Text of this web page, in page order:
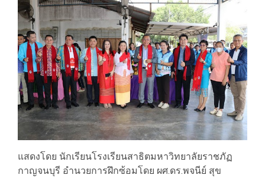
แสดงโดย นักเรียนโรงเรียนสาธิตมหาวิทยาลัยราชภัฏ
กาญจนบุรี อำนวยการฝึกซ้อมโดย ผศ.ดร.พจนีย์ สุข